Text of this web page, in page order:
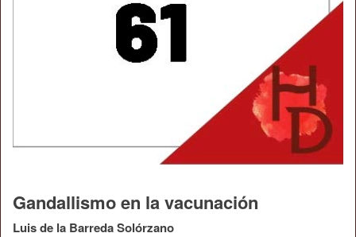
Gandallismo en la vacunación
Luis de la Barreda Solórzano